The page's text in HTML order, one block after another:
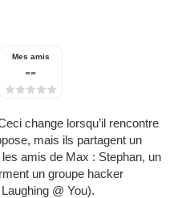
Mes amis
--
change lorsqu’il rencontre
mais ils partagent un
amis de Max : Stephan, un
un groupe hacker
@ You).